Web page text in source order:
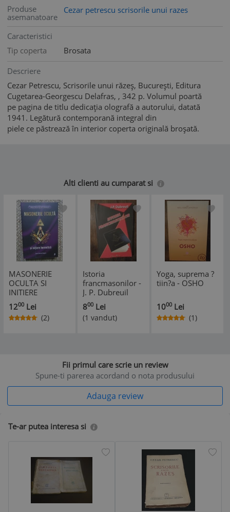
Produse
asemanatoare
Cezar petrescu scrisorile unui razes
Caracteristici
Tip coperta
Brosata
Descriere
Cezar Petrescu, Scrisorile unui răzeș, București, Editura
Cugetarea-Georgescu Delafras, , 342 p. Volumul poartă
pe pagina de titlu dedicația olografă a autorului, datată
1941. Legătură contemporană integral din
piele ce păstrează în interior coperta originală broșată.
Alti clienti au cumparat si
MASONERIE
OCULTA SI
INITIERE
HERMETICA-JEAN
MARIE RAGON
1200 Lei
(2)
Istoria
francmasonilor -
J. P. Dubreuil
800 Lei
(1 vandut)
Yoga, suprema ?
tiin?a - OSHO
1000 Lei
(1)
Fii primul care scrie un review
Spune-ti parerea acordand o nota produsului
Adauga review
Te-ar putea interesa si